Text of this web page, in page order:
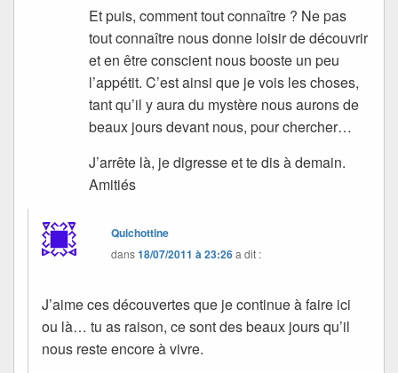
Et puis, comment tout connaître ? Ne pas
tout connaître nous donne loisir de découvrir
et en être conscient nous booste un peu
l’appétit. C’est ainsi que je vois les choses,
tant qu’il y aura du mystère nous aurons de
beaux jours devant nous, pour chercher…
J’arrête là, je digresse et te dis à demain.
Amitiés
Quichottine
dans18/07/2011 à 23:26a dit :
J’aime ces découvertes que je continue à faire ici
ou là… tu as raison, ce sont des beaux jours qu’il
nous reste encore à vivre.